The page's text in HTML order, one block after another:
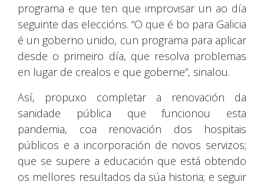
programa e que ten que improvisar un ao día
seguinte das eleccións. “O que é bo para Galicia
é un goberno unido, cun programa para aplicar
desde o primeiro día, que resolva problemas
en lugar de crealos e que goberne”, sinalou.
Así, propuxo completar a renovación da
sanidade pública que funcionou esta
pandemia, coa renovación dos hospitais
públicos e a incorporación de novos servizos;
que se supere a educación que está obtendo
os mellores resultados da súa historia; e seguir